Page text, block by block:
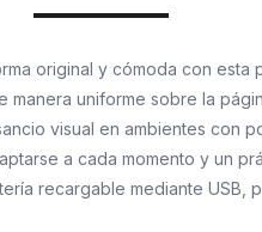
original y cómoda con esta
manera uniforme sobre la
visual en ambientes con
a cada momento y un
recargable mediante USB,